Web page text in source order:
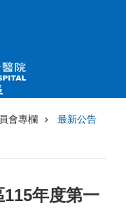
會專欄 最新公告
115年度第一